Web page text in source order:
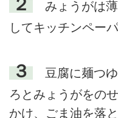
２
みょうがは薄
してキッチンペー
３
豆腐に麺つ
ろとみょうがをの
かけ、ごま油を落と